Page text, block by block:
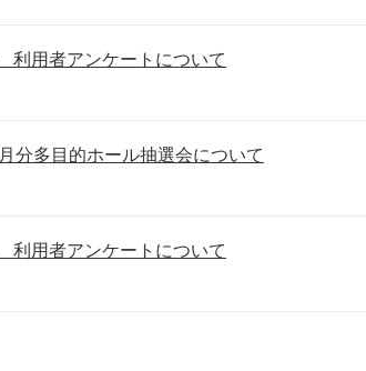
用者アンケートについて
分多目的ホール抽選会について
用者アンケートについて